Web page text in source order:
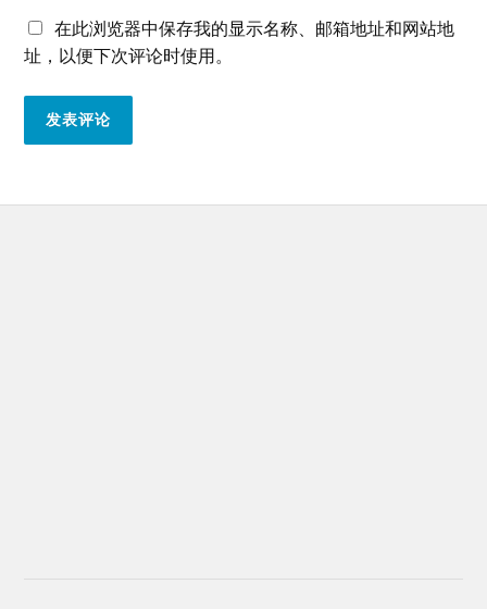
在此浏览器中保存我的显示名称、邮箱地址和网站地
址，以便下次评论时使用。